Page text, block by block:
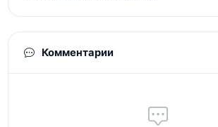
Комментарии